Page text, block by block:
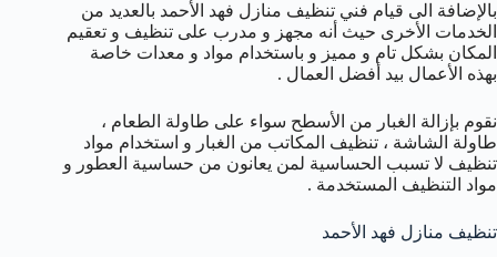
بالإضافة الى قيام فني تنظيف منازل فهد الأحمد بالعديد من
الخدمات الأخرى حيث أنه مجهز و مدرب على تنظيف و تعقيم
المكان بشكل تام و مميز و باستخدام مواد و معدات خاصة
بهذه الأعمال بيد أفضل العمال .
نقوم بإزالة الغبار من الأسطح سواء على طاولة الطعام ،
طاولة الشاشة ، تنظيف المكاتب من الغبار و استخدام مواد
تنظيف لا تسبب الحساسية لمن يعانون من حساسية العطور و
مواد التنظيف المستخدمة .
تنظيف منازل فهد الأحمد